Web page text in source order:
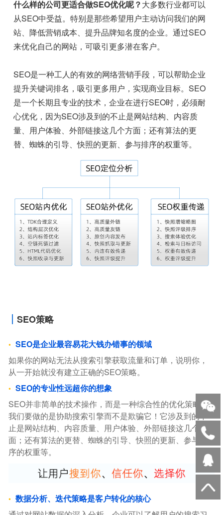
什么样的公司更适合做SEO优化呢？大多数行业都可以
从SEO中受益。特别是那些希望用户主动访问我们的网
站、降低营销成本、提升品牌知名度的企业。通过SEO
来优化自己的网站，可吸引更多潜在客户。
SEO是一种工人的有效的网络营销手段，可以帮助企业
提升关键词排名，吸引更多用户，实现商业目标。SEO
是一个长期且专业的技术，企业在进行SEO时，必须耐
心优化，因为SEO涉及到的不止是网站结构、内容质
量、用户体验、外部链接这几个方面；还有算法的更
替、蜘蛛的引导、快照的更新、参与排序的权重等。
SEO策略
SEO是企业最容易花大钱办错事的领域
如果你的网站无法从搜索引擎获取流量和订单，说明你，
从一开始就没有建立正确的SEO策略。
SEO的专业性远超你的想象
SEO并非简单的技术操作，而是一种综合性的优化策略。
我们要做的是协助搜索引擎而不是欺骗它！它涉及到的不
止是网站结构、内容质量、用户体验、外部链接这几个方
面；还有算法的更替、蜘蛛的引导、快照的更新、参与排
序的权重等。
数据分析、迭代策略是客户转化的核心